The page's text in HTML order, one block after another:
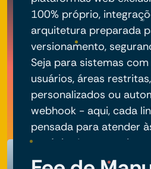
100% próprio,
arquitetura preparada
versionamento,
Seja para sistemas
usuários, áreas
personalizados ou
webhook - aqui, cada
pensada para atender
negócio do seu projeto.